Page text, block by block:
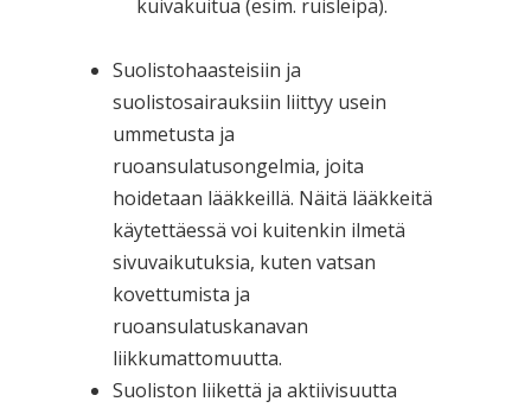
kuivakuitua (esim. ruisleipä).
Suolistohaasteisiin ja
suolistosairauksiin liittyy usein
ummetusta ja
ruoansulatusongelmia, joita
hoidetaan lääkkeillä. Näitä lääkkeitä
käytettäessä voi kuitenkin ilmetä
sivuvaikutuksia, kuten vatsan
kovettumista ja
ruoansulatuskanavan
liikkumattomuutta.
Suoliston liikettä ja aktiivisuutta